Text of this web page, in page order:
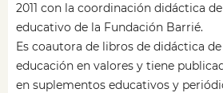
2011 con la coordinación didáctica
educativo de la Fundación Barrié.
Es coautora de libros de didáctica de
educación en valores y tiene
en suplementos educativos y